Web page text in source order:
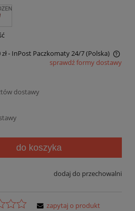
- InPost Paczkomaty 24/7(Polska)
kosztów płatności
sprawdź formy dostawy
dostawy
do koszyka
dodaj do przechowalni
zapytaj o produkt